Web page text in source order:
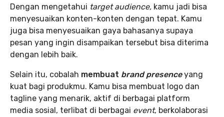
Dengan mengetahui target audience, kamu jadi bisa
menyesuaikan konten-konten dengan tepat. Kamu
juga bisa menyesuaikan gaya bahasanya supaya
pesan yang ingin disampaikan tersebut bisa diterima
dengan lebih baik.
Selain itu, cobalah membuat brand presenceyang
kuat bagi produkmu. Kamu bisa membuat logo dan
tagline yang menarik, aktif di berbagai platform
media sosial, terlibat di berbagai event, berkolaborasi